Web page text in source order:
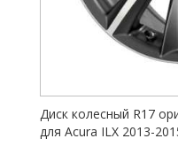
Диск колесный R17
для Acura ILX 2013-